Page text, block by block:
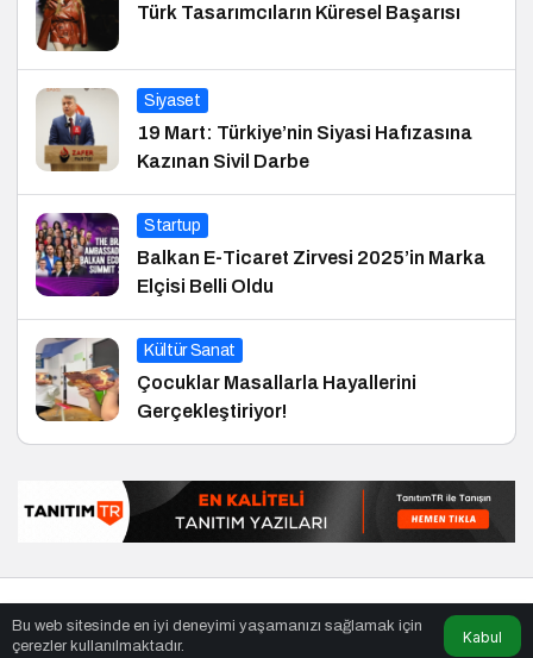
Türk Tasarımcıların Küresel Başarısı
Siyaset
19 Mart: Türkiye’nin Siyasi Hafızasına
Kazınan Sivil Darbe
Startup
Balkan E-Ticaret Zirvesi 2025’in Marka
Elçisi Belli Oldu
Kültür Sanat
Çocuklar Masallarla Hayallerini
Gerçekleştiriyor!
Bu web sitesinde en iyi deneyimi yaşamanızı sağlamak için
çerezler kullanılmaktadır.
Kabul
en iyiler
listesi ,bihaber, sağlıklı